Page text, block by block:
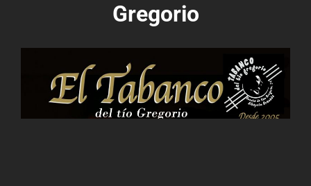
Gregorio